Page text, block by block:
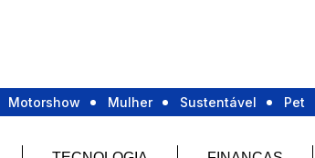
Motorshow Mulher Sustentável Pet